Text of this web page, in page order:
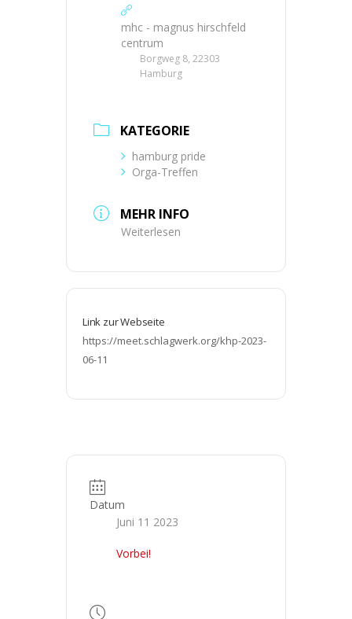
mhc - magnus hirschfeld
centrum
Borgweg 8, 22303
Hamburg
KATEGORIE
hamburg pride
Orga-Treffen
MEHR INFO
Weiterlesen
Link zur Webseite
https://meet.schlagwerk.org/khp-2023-
06-11
Datum
Juni 11 2023
Vorbei!